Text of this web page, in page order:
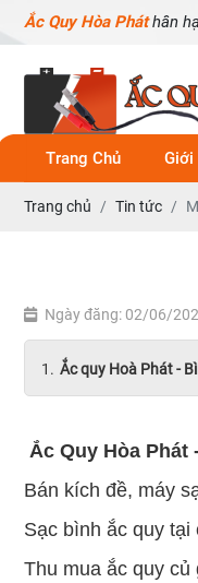
Ắc Quy Hòa Pháthân
Trang Chủ Giới
Trang chủ Tin tức
Ngày đăng: 02/06/
Ắc quy Hoà Phát -
Ắc Quy Hòa
Bán kích đề, máy
Sạc bình ắc quy tại
Thu mua ắc quy